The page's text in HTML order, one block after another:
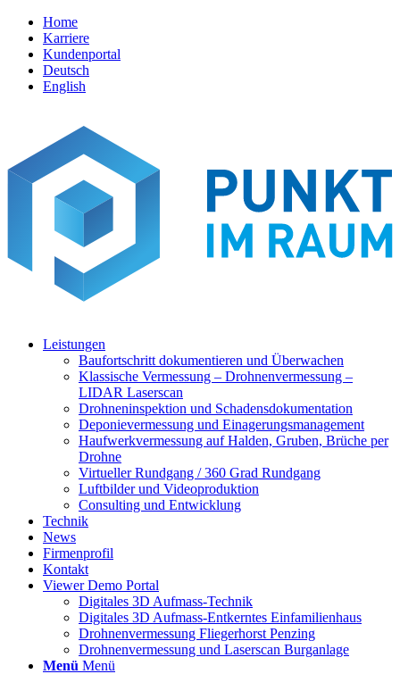
Home
Karriere
Kundenportal
Deutsch
English
Leistungen
Baufortschritt dokumentieren und Überwachen
Klassische Vermessung – Drohnenvermessung –
LIDAR Laserscan
Drohneninspektion und Schadensdokumentation
Deponievermessung und Einagerungsmanagement
Haufwerkvermessung auf Halden, Gruben, Brüche per
Drohne
Virtueller Rundgang / 360 Grad Rundgang
Luftbilder und Videoproduktion
Consulting und Entwicklung
Technik
News
Firmenprofil
Kontakt
Viewer Demo Portal
Digitales 3D Aufmass-Technik
Digitales 3D Aufmass-Entkerntes Einfamilienhaus
Drohnenvermessung Fliegerhorst Penzing
Drohnenvermessung und Laserscan Burganlage
Menü Menü